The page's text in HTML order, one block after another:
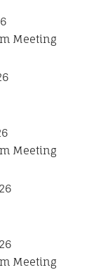
Meeting
Meeting
Meeting